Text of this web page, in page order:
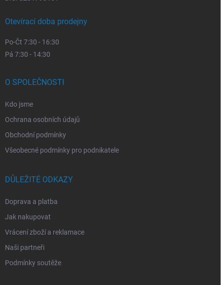
Otevírací doba prodejny
Po-Čt 7:30 - 16:30
Pá 7:30 - 14:30
O SPOLEČNOSTI
Kdo jsme
Ochrana osobních údajů
Obchodní podmínky
Všeobecné podmínky pro podnikatele
DŮLEŽITÉ ODKAZY
Doprava a platba
Jak nakupovat
Vrácení zboží a reklamace
Naši partneři
Podmínky soutěže